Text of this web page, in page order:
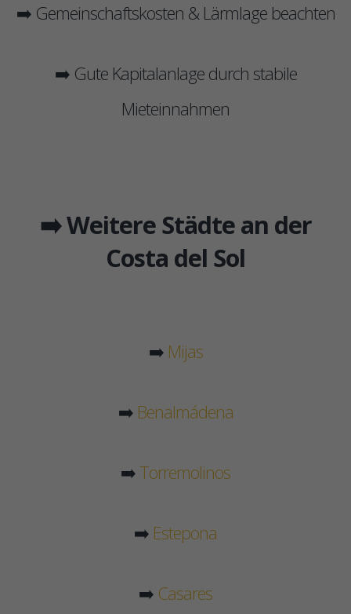
➡️ Gemeinschaftskosten & Lärmlage beachten
➡️ Gute Kapitalanlage durch stabile
Mieteinnahmen
➡️ Weitere Städte an der
Costa del Sol
➡️ Mijas
➡️ Benalmádena
➡️ Torremolinos
➡️ Estepona
➡️ Casares